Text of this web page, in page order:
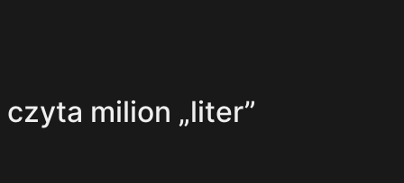
milion „liter”